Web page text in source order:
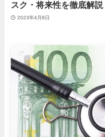
スク・将来性を徹底解説
2023年4月8日